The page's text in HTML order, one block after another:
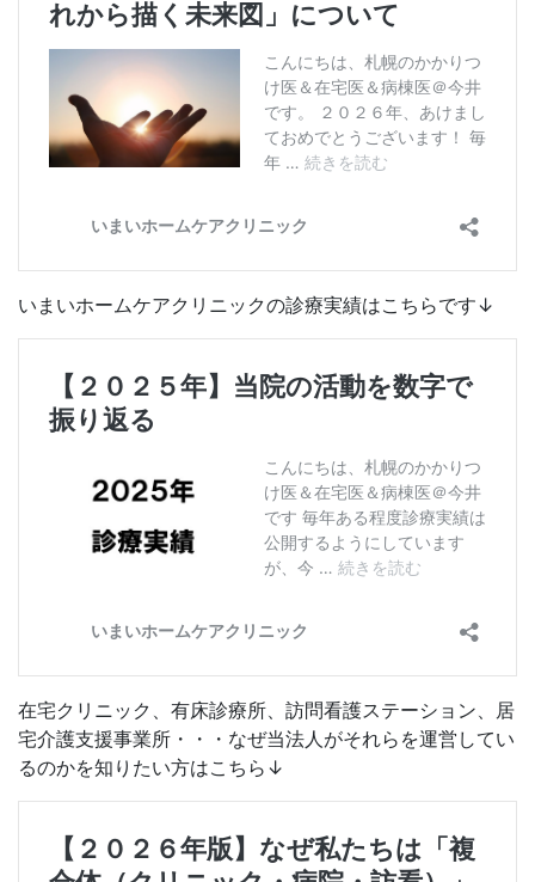
いまいホームケアクリニックの診療実績はこちらです↓
在宅クリニック、有床診療所、訪問看護ステーション、居
宅介護支援事業所・・・なぜ当法人がそれらを運営してい
るのかを知りたい方はこちら↓